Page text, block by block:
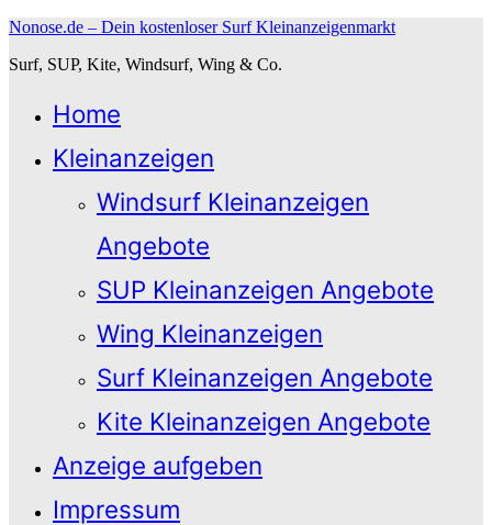
Zum
springen
Nonose.de – Dein kostenloser Surf Kleinanzeigenmarkt
Surf, SUP, Kite, Windsurf, Wing & Co.
Home
Kleinanzeigen
Windsurf Kleinanzeigen
Angebote
SUP Kleinanzeigen Angebote
Wing Kleinanzeigen
Surf Kleinanzeigen Angebote
Kite Kleinanzeigen Angebote
Anzeige aufgeben
Impressum